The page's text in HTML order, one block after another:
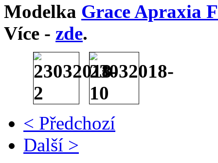
Modelka Grace Apraxia
Více - zde.
< Předchozí
Další >